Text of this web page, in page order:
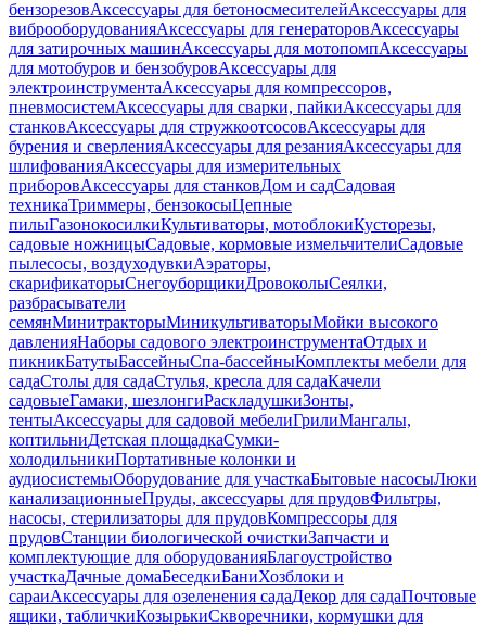
бензорезовАксессуары для бетоносмесителейАксессуары для
виброоборудованияАксессуары для генераторовАксессуары
для затирочных машинАксессуары для мотопомпАксессуары
для мотобуров и бензобуровАксессуары для
электроинструментаАксессуары для компрессоров,
пневмосистемАксессуары для сварки, пайкиАксессуары для
станковАксессуары для стружкоотсосовАксессуары для
бурения и сверленияАксессуары для резанияАксессуары для
шлифованияАксессуары для измерительных
приборовАксессуары для станковДом и садСадовая
техникаТриммеры, бензокосыЦепные
пилыГазонокосилкиКультиваторы, мотоблокиКусторезы,
садовые ножницыСадовые, кормовые измельчителиСадовые
пылесосы, воздуходувкиАэраторы,
скарификаторыСнегоуборщикиДровоколыСеялки,
разбрасыватели
семянМинитракторыМиникультиваторыМойки высокого
давленияНаборы садового электроинструментаОтдых и
пикникБатутыБассейныСпа-бассейныКомплекты мебели для
садаСтолы для садаСтулья, кресла для садаКачели
садовыеГамаки, шезлонгиРаскладушкиЗонты,
тентыАксессуары для садовой мебелиГрилиМангалы,
коптильниДетская площадкаСумки-
холодильникиПортативные колонки и
аудиосистемыОборудование для участкаБытовые насосыЛюки
канализационныеПруды, аксессуары для прудовФильтры,
насосы, стерилизаторы для прудовКомпрессоры для
прудовСтанции биологической очисткиЗапчасти и
комплектующие для оборудованияБлагоустройство
участкаДачные домаБеседкиБаниХозблоки и
сараиАксессуары для озеленения садаДекор для садаПочтовые
ящики, табличкиКозырькиСкворечники, кормушки для